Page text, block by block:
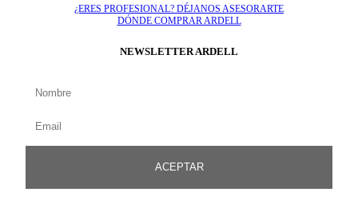
¿ERES PROFESIONAL? DÉJANOS ASESORARTE
DÓNDE COMPRAR ARDELL
NEWSLETTER ARDELL